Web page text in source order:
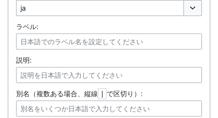
ラベル:
説明:
別名（複数ある場合、縦線 で区切り）: